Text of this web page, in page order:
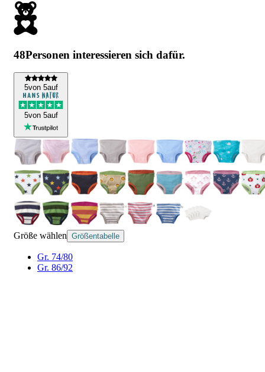
48Personen interessieren sich dafür.
5von 5auf
5von 5auf
Größe wählen Größentabelle
Gr. 74/80
Gr. 86/92